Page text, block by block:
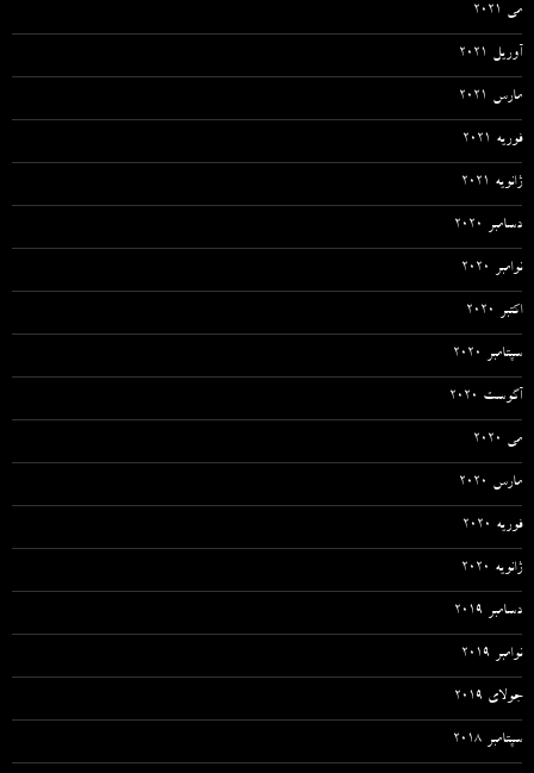
می 2021
آوریل 2021
مارس 2021
فوریه 2021
ژانویه 2021
دسامبر 2020
نوامبر 2020
اکتبر 2020
سپتامبر 2020
آگوست 2020
می 2020
مارس 2020
فوریه 2020
ژانویه 2020
دسامبر 2019
نوامبر 2019
جولای 2019
سپتامبر 2018